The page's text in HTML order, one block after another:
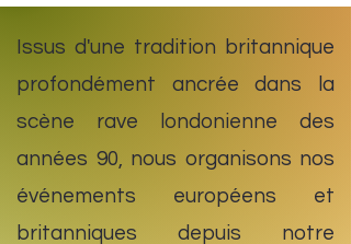
Issus d'une tradition britannique
profondément ancrée dans la
scène rave londonienne des
années 90, nous organisons nos
événements européens et
britanniques depuis notre